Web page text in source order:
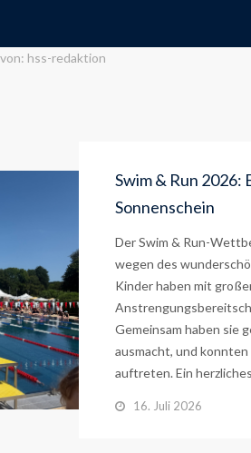
hss-redaktion
Swim & Run 2026:
Sonnenschein
Der Swim & Run-
wegen des
Kinder haben mit
Gemeinsam haben sie
ausmacht, und
auftreten. Ein
16. Juli 2026